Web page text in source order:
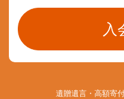
遺贈遺言・高額寄